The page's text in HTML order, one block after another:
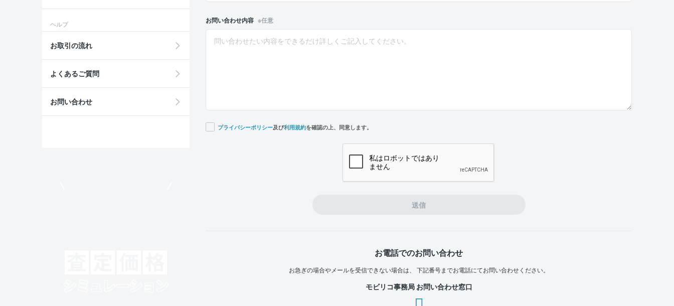
お問い合わせ内容 ※任意
プライバシーポリシー及び利用規約を確認の上、同意します。
送信
お電話でのお問い合わせ
お急ぎの場合やメールを受信できない場合は、 下記番号までお電話にてお問い合わせください。
モビリコ事務局 お問い合わせ窓口
ヘルプ
お取引の流れ
よくあるご質問
お問い合わせ